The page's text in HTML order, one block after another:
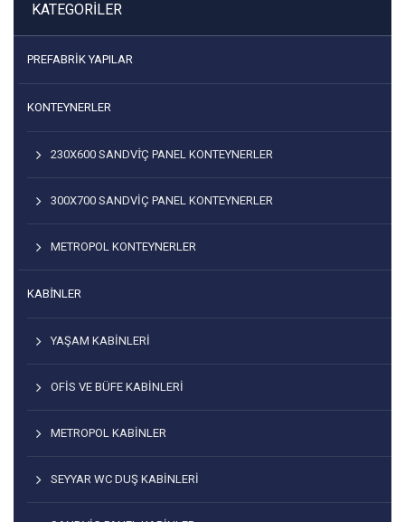
KATEGORILER
PREFABRIK YAPILAR
KONTEYNERLER
230X600 SANDVİÇ PANEL KONTEYNERLER
300X700 SANDVIÇ PANEL KONTEYNERLER
METROPOL KONTEYNERLER
KABİNLER
YAŞAM KABINLERI
OFIS VE BÜFE KABINLERI
METROPOL KABINLER
SEYYAR WC DUŞ KABINLERI